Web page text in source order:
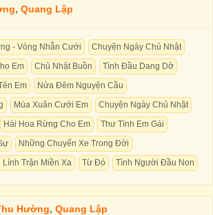
, Quang Lập
- Vòng Nhẫn Cưới
Chuyện Ngày Chủ Nhật
Em Chủ Nhật Buồn
Tình Đầu Dang Dở
Em
Nửa Đêm Nguyện Cầu
Mùa Xuân Cưới Em
Chuyện Ngày Chủ Nhật
Hái Hoa Rừng Cho Em
Thư Tình Em Gái
Những Chuyến Xe Trong Đời
Lính Trận Miền Xa Từ Đó Tình Người Đầu Non
Hường, Quang Lập